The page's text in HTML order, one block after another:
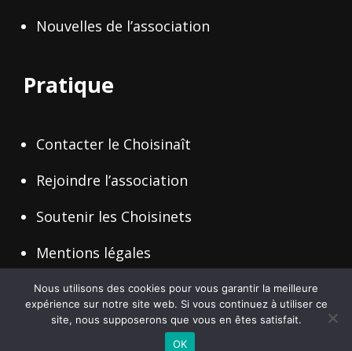
Nouvelles de l’association
Pratique
Contacter le Choisinaît
Rejoindre l’association
Soutenir les Choisinets
Mentions légales
Copyright © 2026Le Choisinait Politique De Confidentialité
WEN Travel By WEN Themes
Nous utilisons des cookies pour vous garantir la meilleure
expérience sur notre site web. Si vous continuez à utiliser ce
site, nous supposerons que vous en êtes satisfait.
OK